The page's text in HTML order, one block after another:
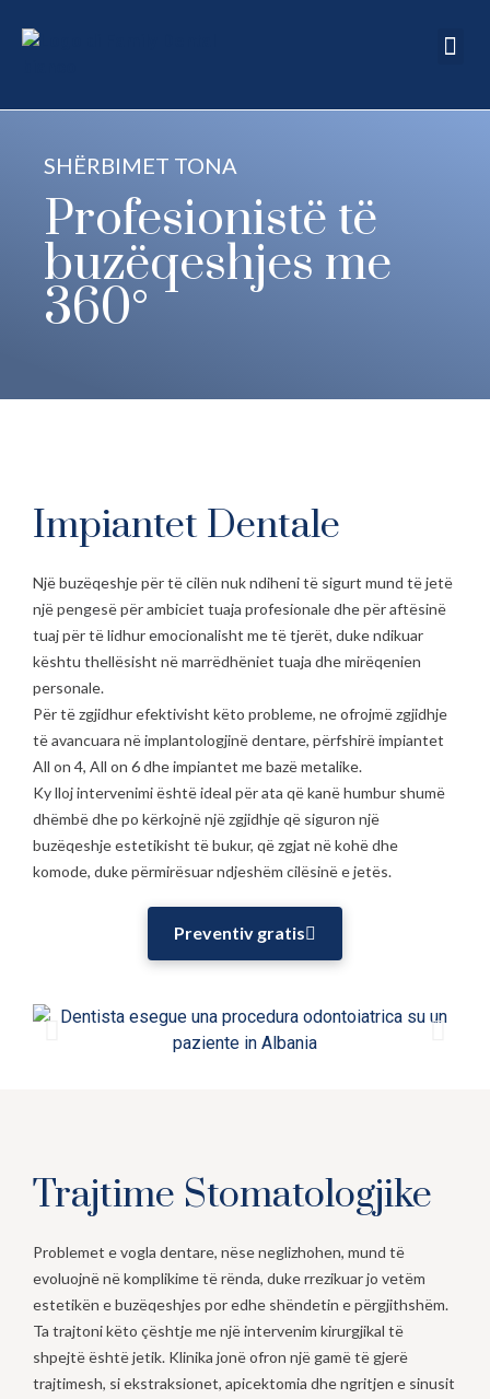
SHËRBIMET TONA
Profesionistë të
buzëqeshjes me
360°
Impiantet Dentale
Një buzëqeshje për të cilën nuk ndiheni të sigurt mund të jetë
një pengesë për ambiciet tuaja profesionale dhe për aftësinë
tuaj për të lidhur emocionalisht me të tjerët, duke ndikuar
kështu thellësisht në marrëdhëniet tuaja dhe mirëqenien
personale.
Për të zgjidhur efektivisht këto probleme, ne ofrojmë zgjidhje
të avancuara në implantologjinë dentare, përfshirë impiantet
All on 4, All on 6 dhe impiantet me bazë metalike.
Ky lloj intervenimi është ideal për ata që kanë humbur shumë
dhëmbë dhe po kërkojnë një zgjidhje që siguron një
buzëqeshje estetikisht të bukur, që zgjat në kohë dhe
komode, duke përmirësuar ndjeshëm cilësinë e jetës.
Preventiv gratis
Trajtime Stomatologjike
Problemet e vogla dentare, nëse neglizhohen, mund të
evoluojnë në komplikime të rënda, duke rrezikuar jo vetëm
estetikën e buzëqeshjes por edhe shëndetin e përgjithshëm.
Ta trajtoni këto çështje me një intervenim kirurgjikal të
shpejtë është jetik. Klinika jonë ofron një gamë të gjerë
trajtimesh, si ekstraksionet, apicektomia dhe ngritjen e sinusit